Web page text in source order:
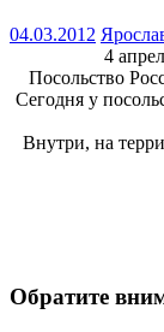
04.03.2012
4
Посольство
Сегодня у
Внутри, на
Обратите